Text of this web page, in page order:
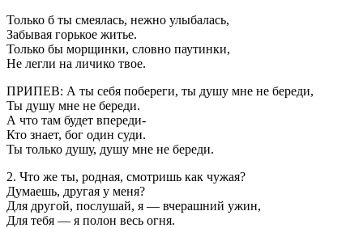
Только б ты смеялась, нежно улыбалась,
Забывая горькое житье.
Только бы морщинки, словно паутинки,
Не легли на личико твое.
ПРИПЕВ: А ты себя побереги, ты душу мне не береди,
Ты душу мне не береди.
А что там будет впереди-
Кто знает, бог один суди.
Ты только душу, душу мне не береди.
2. Что же ты, родная, смотришь как чужая?
Думаешь, другая у меня?
Для другой, послушай, я — вчерашний ужин,
Для тебя — я полон весь огня.